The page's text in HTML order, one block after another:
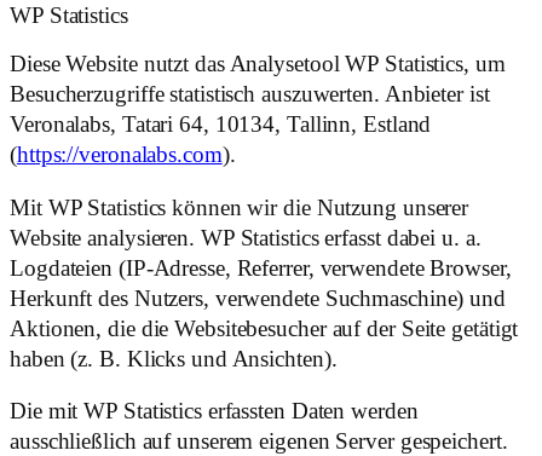
WP Statistics
Diese Website nutzt das Analysetool WP Statistics, um
Besucherzugriffe statistisch auszuwerten. Anbieter ist
Veronalabs, Tatari 64, 10134, Tallinn, Estland
(https://veronalabs.com).
Mit WP Statistics können wir die Nutzung unserer
Website analysieren. WP Statistics erfasst dabei u. a.
Logdateien (IP-Adresse, Referrer, verwendete Browser,
Herkunft des Nutzers, verwendete Suchmaschine) und
Aktionen, die die Websitebesucher auf der Seite getätigt
haben (z. B. Klicks und Ansichten).
Die mit WP Statistics erfassten Daten werden
ausschließlich auf unserem eigenen Server gespeichert.